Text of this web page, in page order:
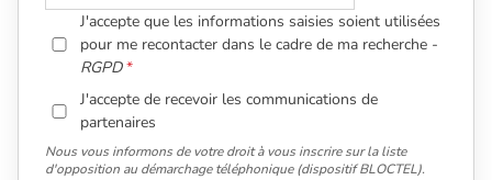
J'accepte que les informations saisies soient utilisées
pour me recontacter dans le cadre de ma recherche -
RGPD
J'accepte de recevoir les communications de
partenaires
Nous vous informons de votre droit à vous inscrire sur la liste
d'opposition au démarchage téléphonique (dispositif BLOCTEL).